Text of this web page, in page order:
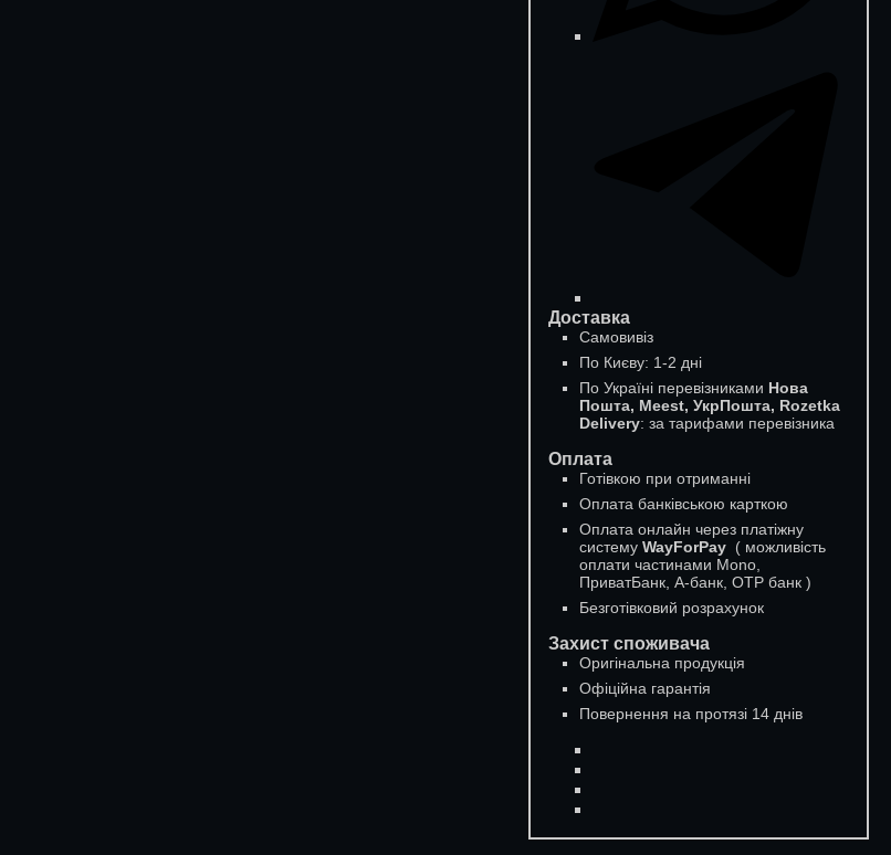
Доставка
Самовивіз
По Києву: 1-2 дні
По Україні перевізниками Нова
Пошта, Meest, УкрПошта, Rozetka
Delivery: за тарифами перевізника
Оплата
Готівкою при отриманні
Оплата банківською карткою
Оплата онлайн через платіжну
систему WayForPay ( можливість
оплати частинами Mono,
ПриватБанк, А-банк, OTP банк )
Безготівковий розрахунок
Захист споживача
Оригінальна продукція
Офіційна гарантія
Повернення на протязі 14 днів